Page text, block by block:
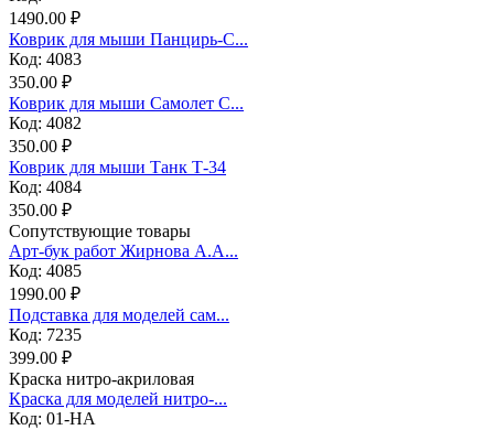
1490.00 ₽
Коврик для мыши Панцирь-С...
Код: 4083
350.00 ₽
Коврик для мыши Самолет С...
Код: 4082
350.00 ₽
Коврик для мыши Танк Т-34
Код: 4084
350.00 ₽
Сопутствующие товары
Арт-бук работ Жирнова А.А...
Код: 4085
1990.00 ₽
Подставка для моделей сам...
Код: 7235
399.00 ₽
Краска нитро-акриловая
Краска для моделей нитро-...
Код: 01-НА